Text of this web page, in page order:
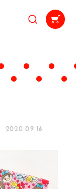
2020.09.16